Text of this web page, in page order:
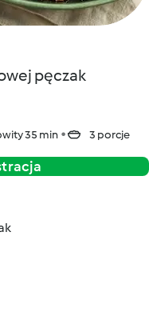
pęczak
35 min 3 porcje